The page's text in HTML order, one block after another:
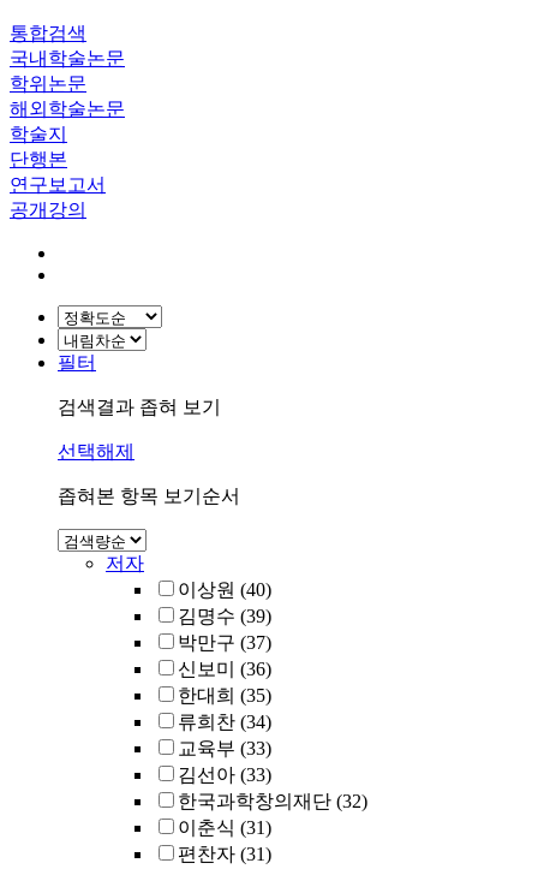
통합검색
국내학술논문
학위논문
해외학술논문
학술지
단행본
연구보고서
공개강의
필터
검색결과 좁혀 보기
선택해제
좁혀본 항목 보기순서
저자
이상원 (40)
김명수 (39)
박만구 (37)
신보미
(36)
한대희 (35)
류희찬 (34)
교육부 (33)
김선아 (33)
한국과학창의재단 (32)
이춘식 (31)
편찬자 (31)